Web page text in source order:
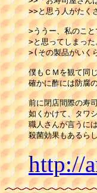
>>と思う人がたく
>ううー、私のこ
>と思ってしまっ
>(その製品がいく
僕もＣＭを観て同
確かに酢には防腐
前に閉店間際の寿
如くかけて、タワ
職人さんが言うに
殺菌効果もあるら
http://